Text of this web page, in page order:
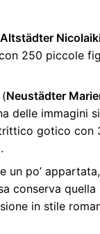
Altstädter
250 piccole
Neustädter
delle immagini
gotico con
un po’
conserva
in stile